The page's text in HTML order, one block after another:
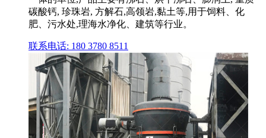
碳酸钙, 珍珠岩, 方解石,高领岩,黏土等,用于饲料、化
肥、污水处,理海水净化、建筑等行业。
联系电话: 180 3780 8511